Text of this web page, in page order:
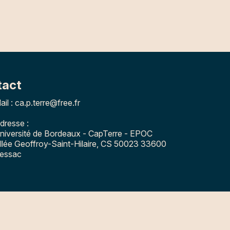
: ca.p.terre@free.fr
:
de Bordeaux - CapTerre - EPOC
Geoffroy-Saint-Hilaire, CS 50023 33600